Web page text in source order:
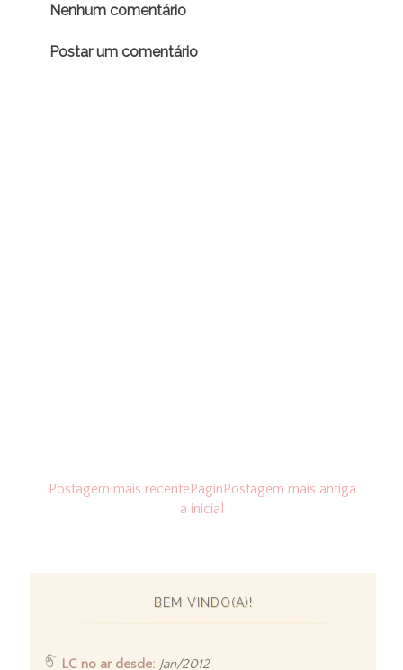
Nenhum comentário
Postar um comentário
Postagem mais recente Postagem mais antiga
Págin
a inicial
BEM VINDO(A)!
LC no ar desde: Jan/2012